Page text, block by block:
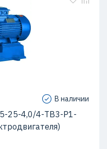
В наличии
25-4,0/4-ТВ3-Р1-